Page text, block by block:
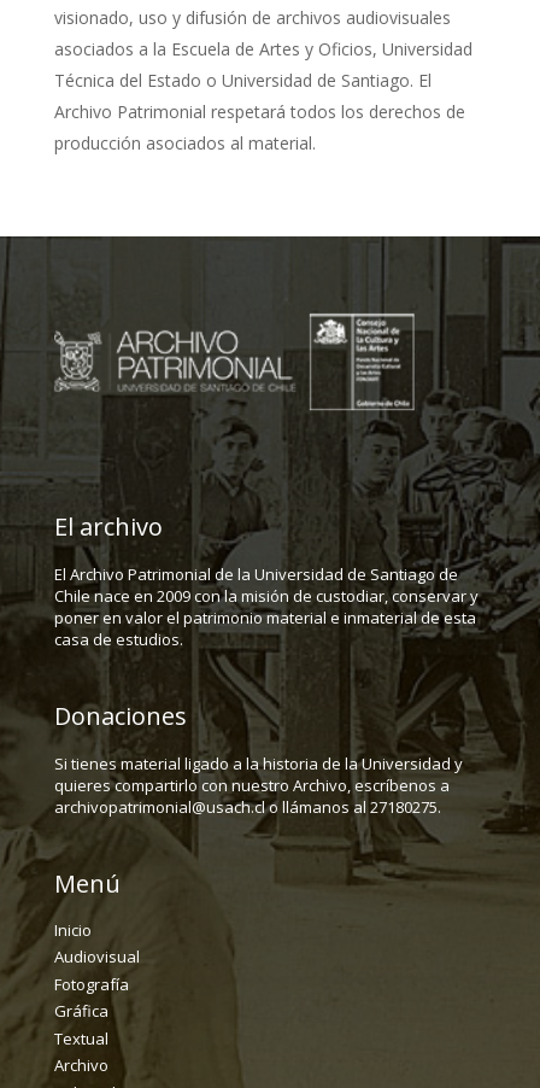
visionado, uso y difusión de archivos audiovisuales
asociados a la Escuela de Artes y Oficios, Universidad
Técnica del Estado o Universidad de Santiago. El
Archivo Patrimonial respetará todos los derechos de
producción asociados al material.
El archivo
El Archivo Patrimonial de la Universidad de Santiago de
Chile nace en 2009 con la misión de custodiar, conservar y
poner en valor el patrimonio material e inmaterial de esta
casa de estudios.
Donaciones
Si tienes material ligado a la historia de la Universidad y
quieres compartirlo con nuestro Archivo, escríbenos a
archivopatrimonial@usach.cl o llámanos al 27180275.
Menú
Inicio
Audiovisual
Fotografía
Gráfica
Textual
Archivo